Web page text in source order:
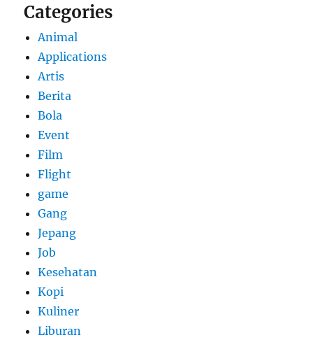
Categories
Animal
Applications
Artis
Berita
Bola
Event
Film
Flight
game
Gang
Jepang
Job
Kesehatan
Kopi
Kuliner
Liburan